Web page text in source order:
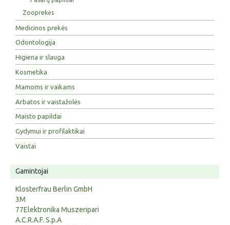
Zooprekės
Medicinos prekės
Odontologija
Higiena ir slauga
Kosmetika
Mamoms ir vaikams
Arbatos ir vaistažolės
Maisto papildai
Gydymui ir profilaktikai
Vaistai
Gamintojai
Klosterfrau Berlin GmbH
3M
77Elektronika Muszeripari
A.C.R.A.F. S.p.A